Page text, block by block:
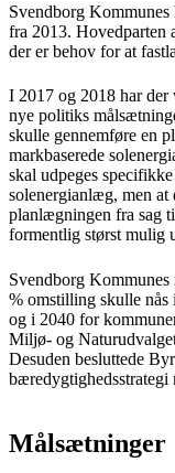
Svendborg
fra 2013. Hovedparten
der er behov for at
I 2017 og 2018 har
nye politiks
skulle gennemføre en
markbaserede
skal udpeges
solenergianlæg, men at
planlægningen fra sag
formentlig størst mulig
Svendborg
% omstilling skulle nås
og i 2040 for
Miljø- og
Desuden besluttede
bæredygtighedsstrategi
Målsætninger